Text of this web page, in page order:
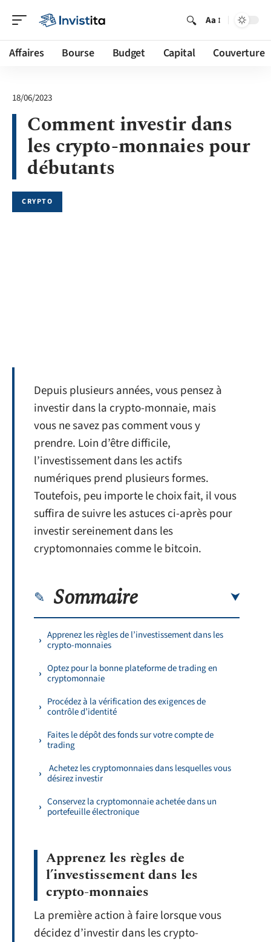
Aa
Affaires Bourse Budget Capital Couverture
18/06/2023
Comment investir dans
les crypto-monnaies pour
débutants
CRYPTO
Depuis plusieurs années, vous pensez à
investir dans la crypto-monnaie, mais
vous ne savez pas comment vous y
prendre. Loin d’être difficile,
l’investissement dans les actifs
numériques prend plusieurs formes.
Toutefois, peu importe le choix fait, il vous
suffira de suivre les astuces ci-après pour
investir sereinement dans les
cryptomonnaies comme le bitcoin.
Sommaire
Apprenez les règles de l’investissement dans les
crypto-monnaies
Optez pour la bonne plateforme de trading en
cryptomonnaie
Procédez à la vérification des exigences de
contrôle d’identité
Faites le dépôt des fonds sur votre compte de
trading
Achetez les cryptomonnaies dans lesquelles vous
désirez investir
Conservez la cryptomonnaie achetée dans un
portefeuille électronique
Apprenez les règles de
l’investissement dans les
crypto-monnaies
La première action à faire lorsque vous
décidez d’investir dans les crypto-